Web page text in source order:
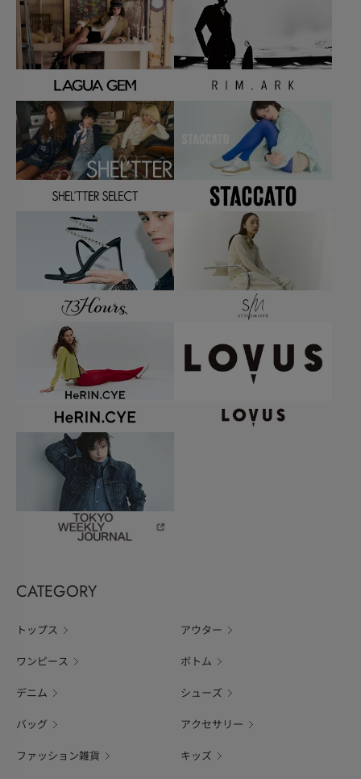
CATEGORY
トップス アウター
ワンピース ボトム
デニム シューズ
バッグ アクセサリー
ファッション雑貨 キッズ